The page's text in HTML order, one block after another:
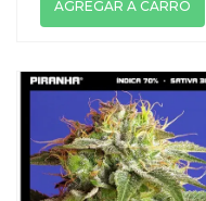
AGREGAR A CARRO